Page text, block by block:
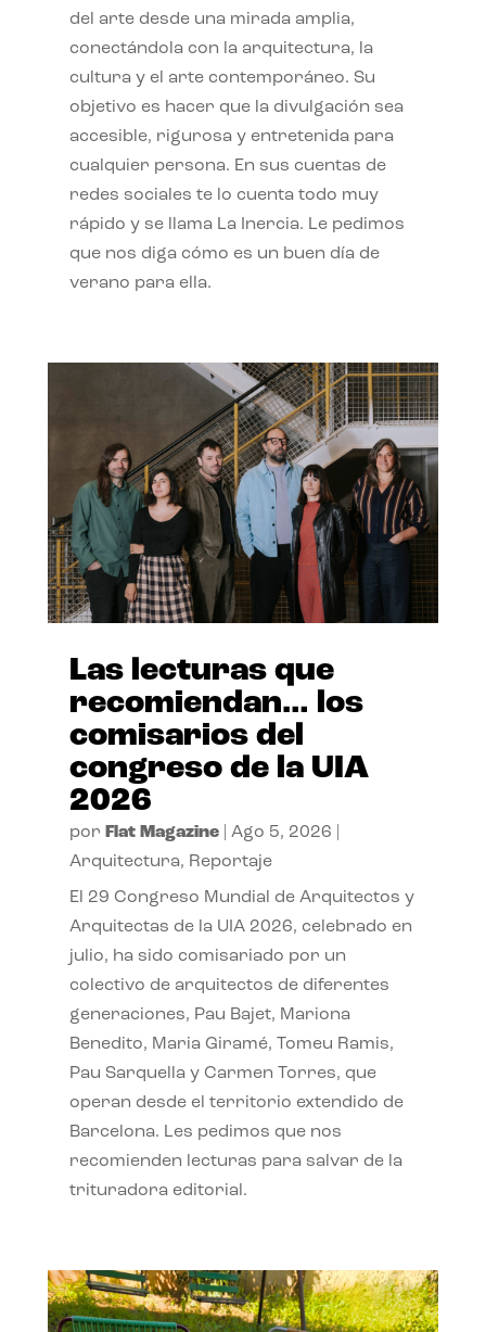
del arte desde una mirada amplia,
conectándola con la arquitectura, la
cultura y el arte contemporáneo. Su
objetivo es hacer que la divulgación sea
accesible, rigurosa y entretenida para
cualquier persona. En sus cuentas de
redes sociales te lo cuenta todo muy
rápido y se llama La Inercia. Le pedimos
que nos diga cómo es un buen día de
verano para ella.
Las lecturas que
recomiendan… los
comisarios del
congreso de la UIA
2026
por Flat Magazine| Ago 5, 2026
Arquitectura, Reportaje
El 29 Congreso Mundial de Arquitectos y
Arquitectas de la UIA 2026, celebrado en
julio, ha sido comisariado por un
colectivo de arquitectos de diferentes
generaciones, Pau Bajet, Mariona
Benedito, Maria Giramé, Tomeu Ramis,
Pau Sarquella y Carmen Torres, que
operan desde el territorio extendido de
Barcelona. Les pedimos que nos
recomienden lecturas para salvar de la
trituradora editorial.